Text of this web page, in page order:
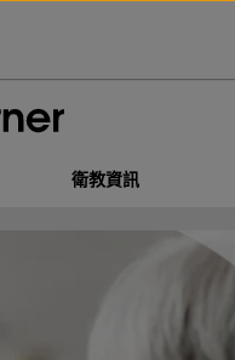
衛教資訊